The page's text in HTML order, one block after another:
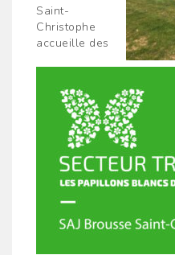
Saint-
Christophe
accueille des